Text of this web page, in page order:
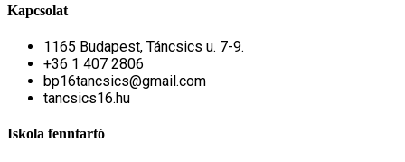
Kapcsolat
1165 Budapest, Táncsics u. 7-9.
+36 1 407 2806
bp16tancsics@gmail.com
tancsics16.hu
Iskola fenntartó